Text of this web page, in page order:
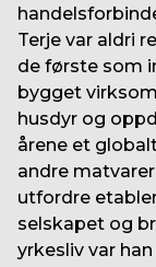
Terje var aldri
de første som
bygget
husdyr og
årene et
andre
utfordre
selskapet og
yrkesliv var